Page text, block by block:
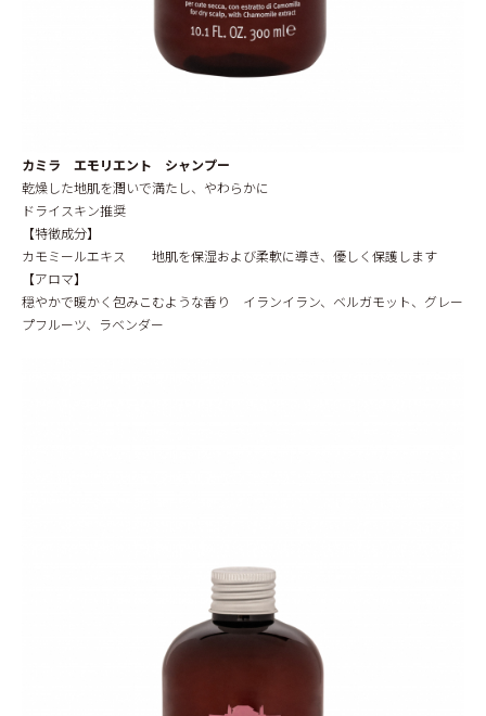
カミラ エモリエント シャンプー
乾燥した地肌を潤いで満たし、やわらかに
ドライスキン推奨
【特徴成分】
カモミールエキス 地肌を保湿および柔軟に導き、優しく保護します
【アロマ】
穏やかで暖かく包みこむような香り イランイラン、ベルガモット、グレー
プフルーツ、ラベンダー